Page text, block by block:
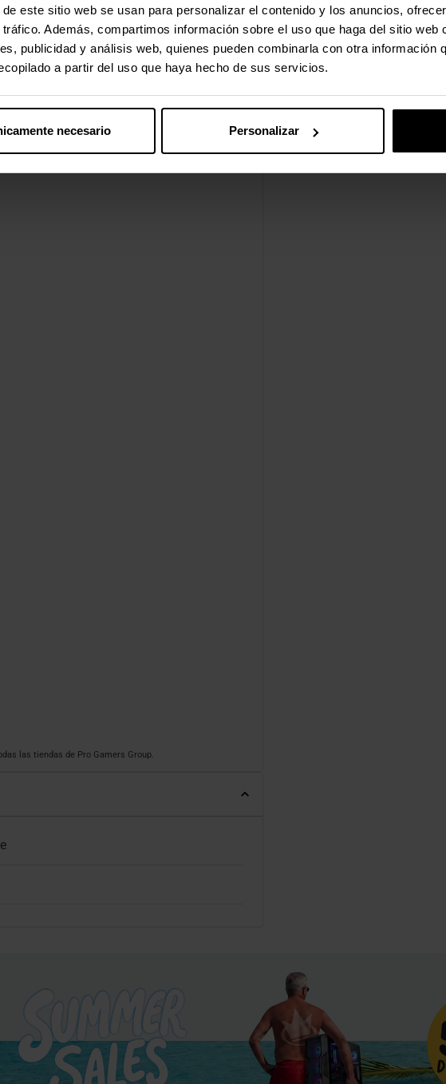
este sitio web se usan para personalizar el contenido y los anuncios,
Además, compartimos información sobre el uso que haga del sitio web
publicidad y análisis web, quienes pueden combinarla con otra información
a partir del uso que haya hecho de sus servicios.
necesario Personalizar
las tiendas de Pro Gamers Group.